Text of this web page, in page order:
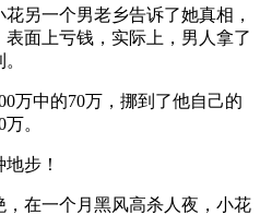
另一个男老乡告诉了她真相，
面上亏钱，实际上，男人拿了
万中的70万，挪到了他自己的
。
步！
在一个月黑风高杀人夜，小花